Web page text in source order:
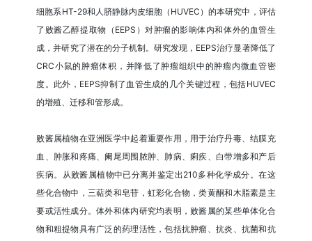
细胞系HT-29和人脐静脉内皮细胞（HUVEC）的本研究中，评估
了败酱乙醇提取物（EEPS）对肿瘤的影响体内和体外的血管生
成，并研究了潜在的分子机制。研究发现，EEPS治疗显著降低了
CRC小鼠的肿瘤体积，并降低了肿瘤组织中的肿瘤内微血管密
度。此外，EEPS抑制了血管生成的几个关键过程，包括HUVEC
的增殖、迁移和管形成。
败酱属植物在亚洲医学中起着重要作用，用于治疗丹毒、结膜充
血、肿胀和疼痛、阑尾周围脓肿、肺病、痢疾、白带增多和产后
疾病。从败酱属植物中已分离并鉴定出210多种化学成分。在这
些化合物中，三萜类和皂苷，虹彩化合物，类黄酮和木脂素是主
要或活性成分。体外和体内研究均表明，败酱属的某些单体化合
物和粗提物具有广泛的药理活性，包括抗肿瘤、抗炎、抗菌和抗